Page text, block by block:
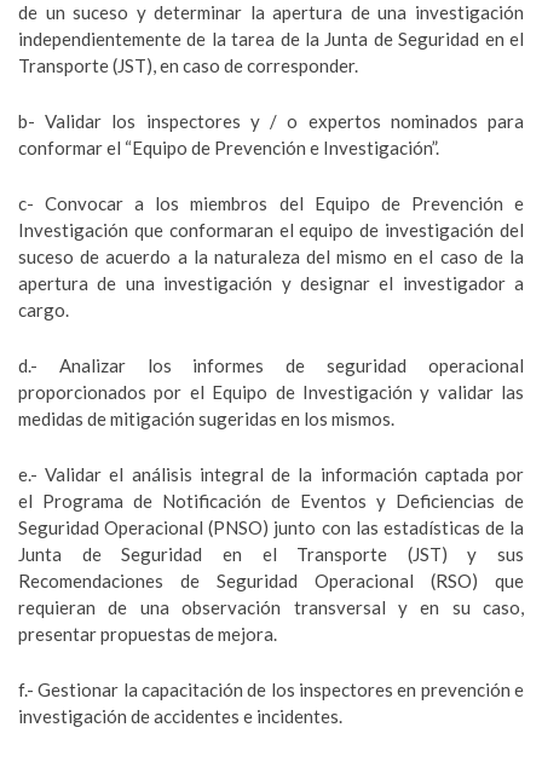
de un suceso y determinar la apertura de una investigación
independientemente de la tarea de la Junta de Seguridad en el
Transporte (JST), en caso de corresponder.
b- Validar los inspectores y / o expertos nominados para
conformar el “Equipo de Prevención e Investigación”.
c- Convocar a los miembros del Equipo de Prevención e
Investigación que conformaran el equipo de investigación del
suceso de acuerdo a la naturaleza del mismo en el caso de la
apertura de una investigación y designar el investigador a
cargo.
d.- Analizar los informes de seguridad operacional
proporcionados por el Equipo de Investigación y validar las
medidas de mitigación sugeridas en los mismos.
e.- Validar el análisis integral de la información captada por
el Programa de Notificación de Eventos y Deficiencias de
Seguridad Operacional (PNSO) junto con las estadísticas de la
Junta de Seguridad en el Transporte (JST) y sus
Recomendaciones de Seguridad Operacional (RSO) que
requieran de una observación transversal y en su caso,
presentar propuestas de mejora.
f.- Gestionar la capacitación de los inspectores en prevención e
investigación de accidentes e incidentes.